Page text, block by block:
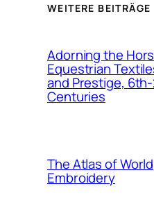
WEITERE BEITRÄGE
Adorning the
Equestrian
and Prestige,
Centuries
The Atlas of World
Embroidery